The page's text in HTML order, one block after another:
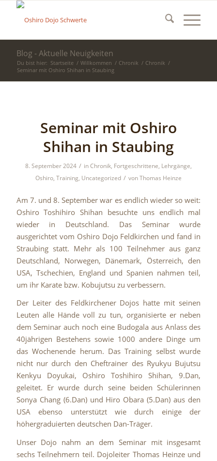
Blog - Aktuelle Neuigkeiten
Du bist hier: Startseite / Willkommen / Chronik / Chronik /
Seminar mit Oshiro Shihan in Staubing
Seminar mit Oshiro
Shihan in Staubing
8. September 2024 / inChronik, Fortgeschrittene, Lehrgänge,
Oshiro, Training, Uncategorized / vonThomas Heinze
Am 7. und 8. September war es endlich wieder so weit:
Oshiro Toshihiro Shihan besuchte uns endlich mal
wieder in Deutschland. Das Seminar wurde
ausgerichtet vom Oshiro Dojo Feldkirchen und fand in
Straubing statt. Mehr als 100 Teilnehmer aus ganz
Deutschland, Norwegen, Dänemark, Österreich, den
USA, Tschechien, England und Spanien nahmen teil,
um ihr Karate bzw. Kobujutsu zu verbessern.
Der Leiter des Feldkirchener Dojos hatte mit seinen
Leuten alle Hände voll zu tun, organisierte er neben
dem Seminar auch noch eine Budogala aus Anlass des
40jährigen Bestehens sowie 1000 andere Dinge um
das Wochenende herum. Das Training selbst wurde
nicht nur durch den Cheftrainer des Ryukyu Bujutsu
Kenkyu Doyukai, Oshiro Toshihiro Shihan, 9.Dan,
geleitet. Er wurde durch seine beiden Schülerinnen
Sonya Chang (6.Dan) und Hiro Obara (5.Dan) aus den
USA ebenso unterstützt wie durch einige der
höhergraduierten deutschen Dan-Träger.
Unser Dojo nahm an dem Seminar mit insgesamt
sechs Teilnehmern teil. Dojoleiter Thomas Heinze und